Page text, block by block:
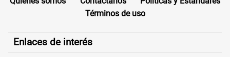
Términos de uso
Enlaces de interés